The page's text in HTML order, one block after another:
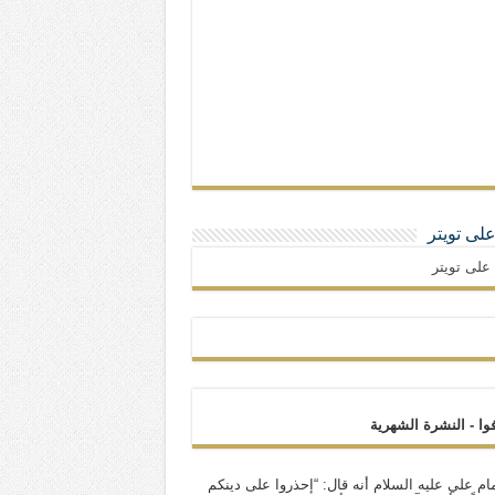
على تويتر
على تويتر
- النشرة الشهرية
علي عليه السلام أنه قال: “إحذروا على دينكم